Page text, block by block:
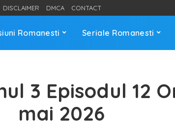
DISCLAIMER DMCA CONTACT
Romanesti Seriale Romanesti
3 Episodul 12
mai 2026